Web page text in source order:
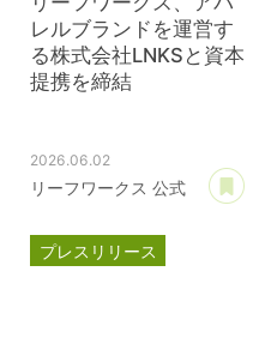
レルブランドを運営す
る株式会社LNKSと資本
提携を締結
2026.06.02
リーフワークス 公式
プレスリリース